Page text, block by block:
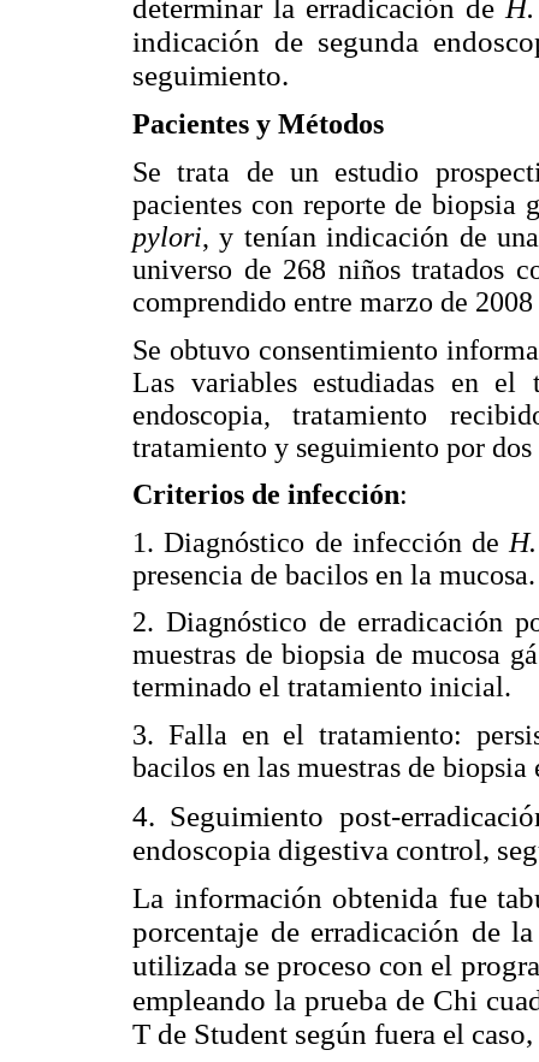
determinar la erradicación de
indicación de segunda
seguimiento.
Pacientes y Métodos
Se trata de un estudio
pacientes con reporte de
pylori, y tenían indicación de
universo de 268 niños tratados
comprendido entre marzo de
Se obtuvo consentimiento
Las variables estudiadas en el
endoscopia, tratamiento
tratamiento y seguimiento por dos
Criterios de infección:
1. Diagnóstico de infección de
presencia de bacilos en la mucosa.
2. Diagnóstico de erradicación
muestras de biopsia de mucosa
terminado el tratamiento inicial.
3. Falla en el tratamiento:
bacilos en las muestras de biopsia
4. Seguimiento post-
endoscopia digestiva control,
La información obtenida fue
porcentaje de erradicación de
utilizada se proceso con el
empleando la prueba de Chi
T de Student según fuera el